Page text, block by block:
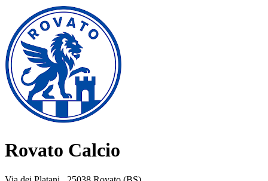
Rovato Calcio